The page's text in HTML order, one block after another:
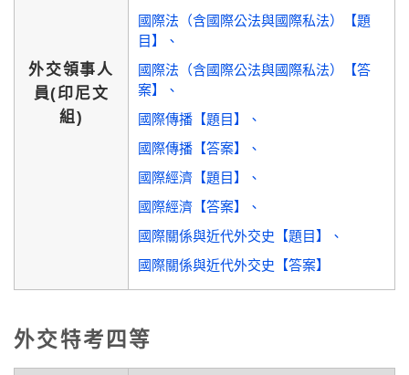
外交領事人
員(印尼文
組)
國際法（含國際公法與國際私法）【題
目】
國際法（含國際公法與國際私法）【答
案】
國際傳播【題目】
國際傳播【答案】
國際經濟【題目】
國際經濟【答案】
國際關係與近代外交史【題目】
國際關係與近代外交史【答案】
外交特考四等